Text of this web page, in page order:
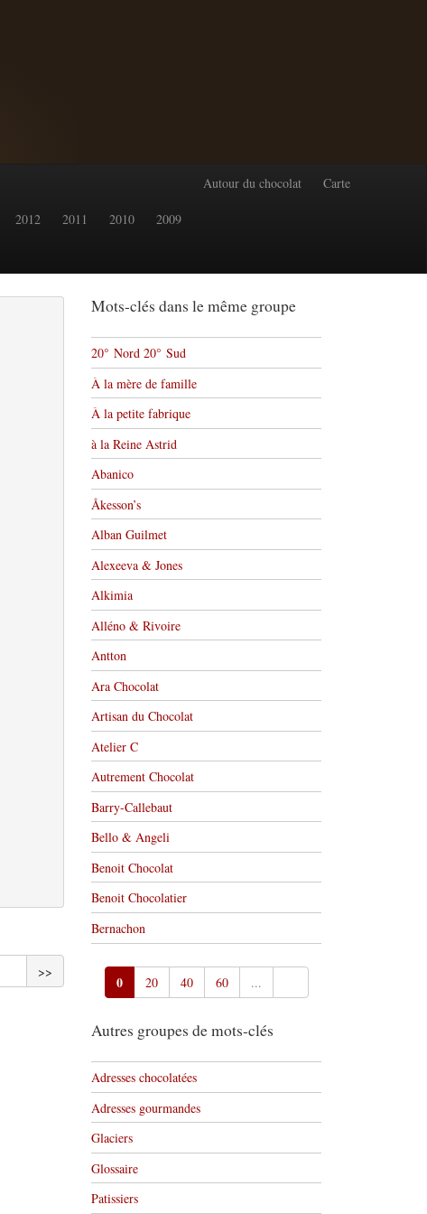
2012 2011 2010 2009
Autour du chocolat Carte
>>
Mots-clés dans le même groupe
20° Nord 20° Sud
À la mère de famille
À la petite fabrique
à la Reine Astrid
Abanico
Åkesson’s
Alban Guilmet
Alexeeva & Jones
Alkimia
Alléno & Rivoire
Antton
Ara Chocolat
Artisan du Chocolat
Atelier C
Autrement Chocolat
Barry-Callebaut
Bello & Angeli
Benoit Chocolat
Benoit Chocolatier
Bernachon
0 20 40 60 ...
Autres groupes de mots-clés
Adresses chocolatées
Adresses gourmandes
Glaciers
Glossaire
Patissiers